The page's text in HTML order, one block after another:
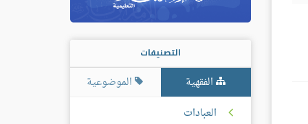
التصنيفات
الفقهية
الموضوعية
العبادات